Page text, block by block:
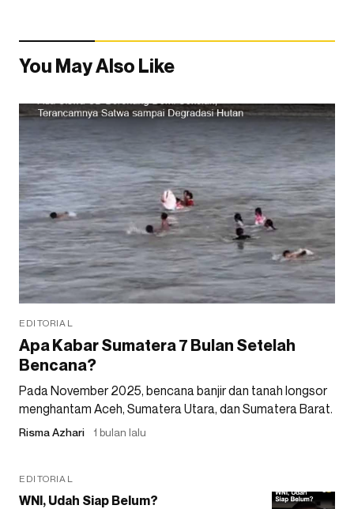
You May Also Like
EDITORIAL
Apa Kabar Sumatera 7 Bulan Setelah
Bencana?
Pada November 2025, bencana banjir dan tanah longsor
menghantam Aceh, Sumatera Utara, dan Sumatera Barat.
Risma Azhari 1 bulan lalu
EDITORIAL
WNI, Udah Siap Belum?